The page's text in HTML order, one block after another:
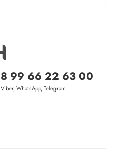
8 99 66 22 63 00
Viber, WhatsApp, Telegram